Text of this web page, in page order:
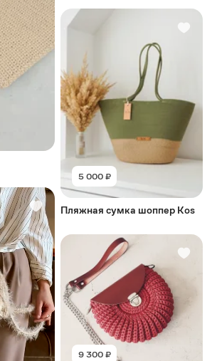
5 000 ₽
Пляжная сумка шоппер Kos
9 300 ₽